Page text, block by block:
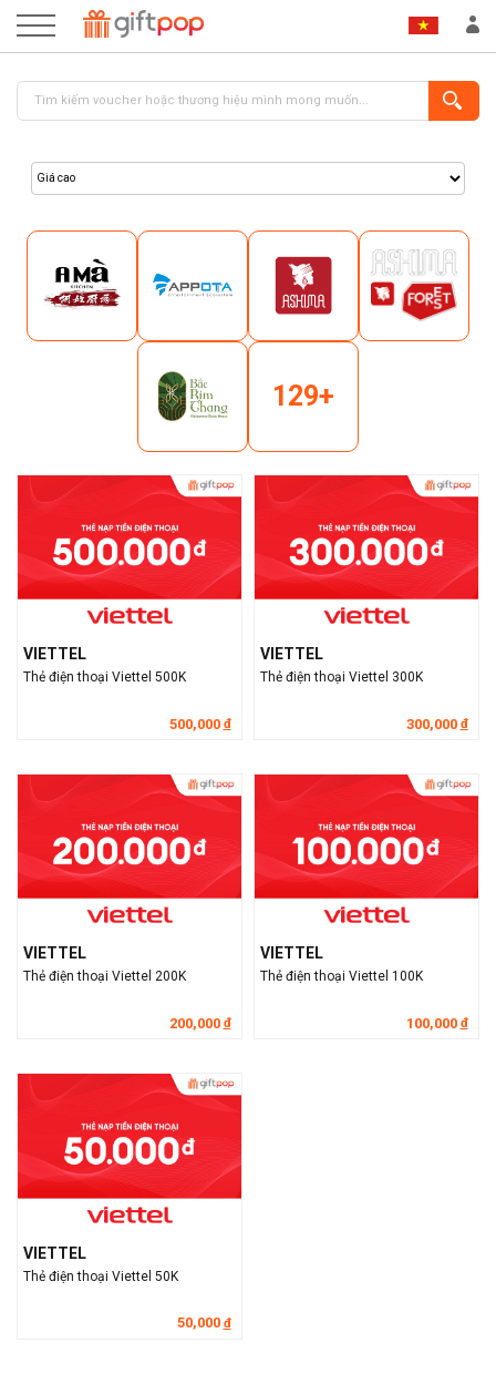
ĐĂNG KÝ
129+
VIETTEL
Thẻ điện thoại Viettel 500K
500,000 đ
VIETTEL
Thẻ điện thoại Viettel 300K
300,000 đ
VIETTEL
Thẻ điện thoại Viettel 200K
200,000 đ
VIETTEL
Thẻ điện thoại Viettel 100K
100,000 đ
VIETTEL
Thẻ điện thoại Viettel 50K
50,000 đ